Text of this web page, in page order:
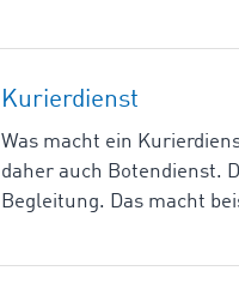
Kurierdienst
Was macht ein
daher auch Botendienst.
Begleitung. Das macht